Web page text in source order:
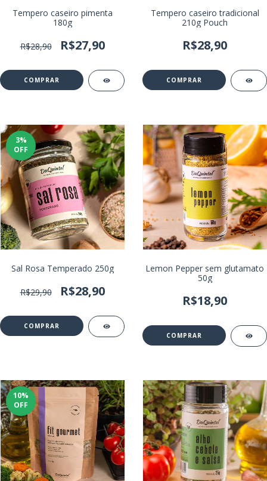
Tempero caseiro pimenta
180g
R$28,90 R$27,90
Tempero caseiro tradicional
210g Pouch
R$28,90
3%
OFF
Sal Rosa Temperado 250g
R$29,90 R$28,90
Lemon Pepper sem glutamato
50g
R$18,90
10%
OFF